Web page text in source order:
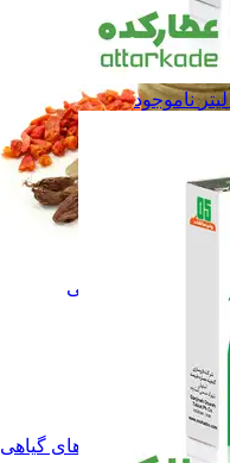
چای و قهوه گیاهی
گیاهی
گیاهی
های دمنوش و بخورهای گیاهی
ناموجود